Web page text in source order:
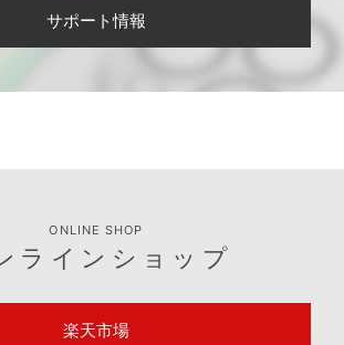
サポート情報
ONLINE SHOP
ラインショップ
楽天市場